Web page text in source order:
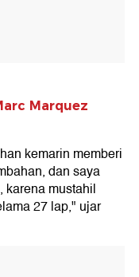
Marquez
kemarin memberi
dan saya
karena mustahil
27 lap," ujar